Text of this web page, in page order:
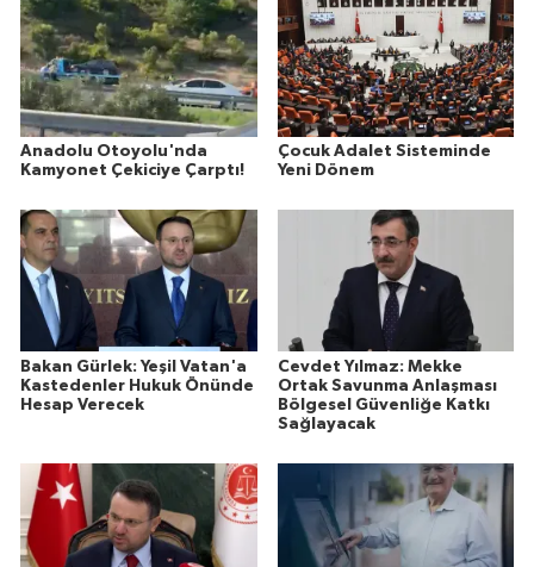
Anadolu Otoyolu'nda
Kamyonet Çekiciye Çarptı!
Çocuk Adalet Sisteminde
Yeni Dönem
Bakan Gürlek: Yeşil Vatan'a
Kastedenler Hukuk Önünde
Hesap Verecek
Cevdet Yılmaz: Mekke
Ortak Savunma Anlaşması
Bölgesel Güvenliğe Katkı
Sağlayacak